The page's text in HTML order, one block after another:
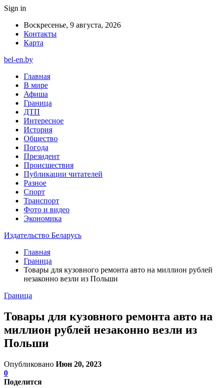
Sign in
Воскресенье, 9 августа, 2026
Контакты
Карта
bel-en.by
Главная
В мире
Афиша
Граница
ДТП
Интересное
История
Общество
Погода
Президент
Происшествия
Публикации читателей
Разное
Спорт
Транспорт
Фото и видео
Экономика
Издательство Беларусь
Главная
Граница
Товары для кузовного ремонта авто на миллион рублей
незаконно везли из Польши
Граница
Товары для кузовного ремонта авто на
миллион рублей незаконно везли из
Польши
Опубликовано Июн 20, 2023
0
Поделится